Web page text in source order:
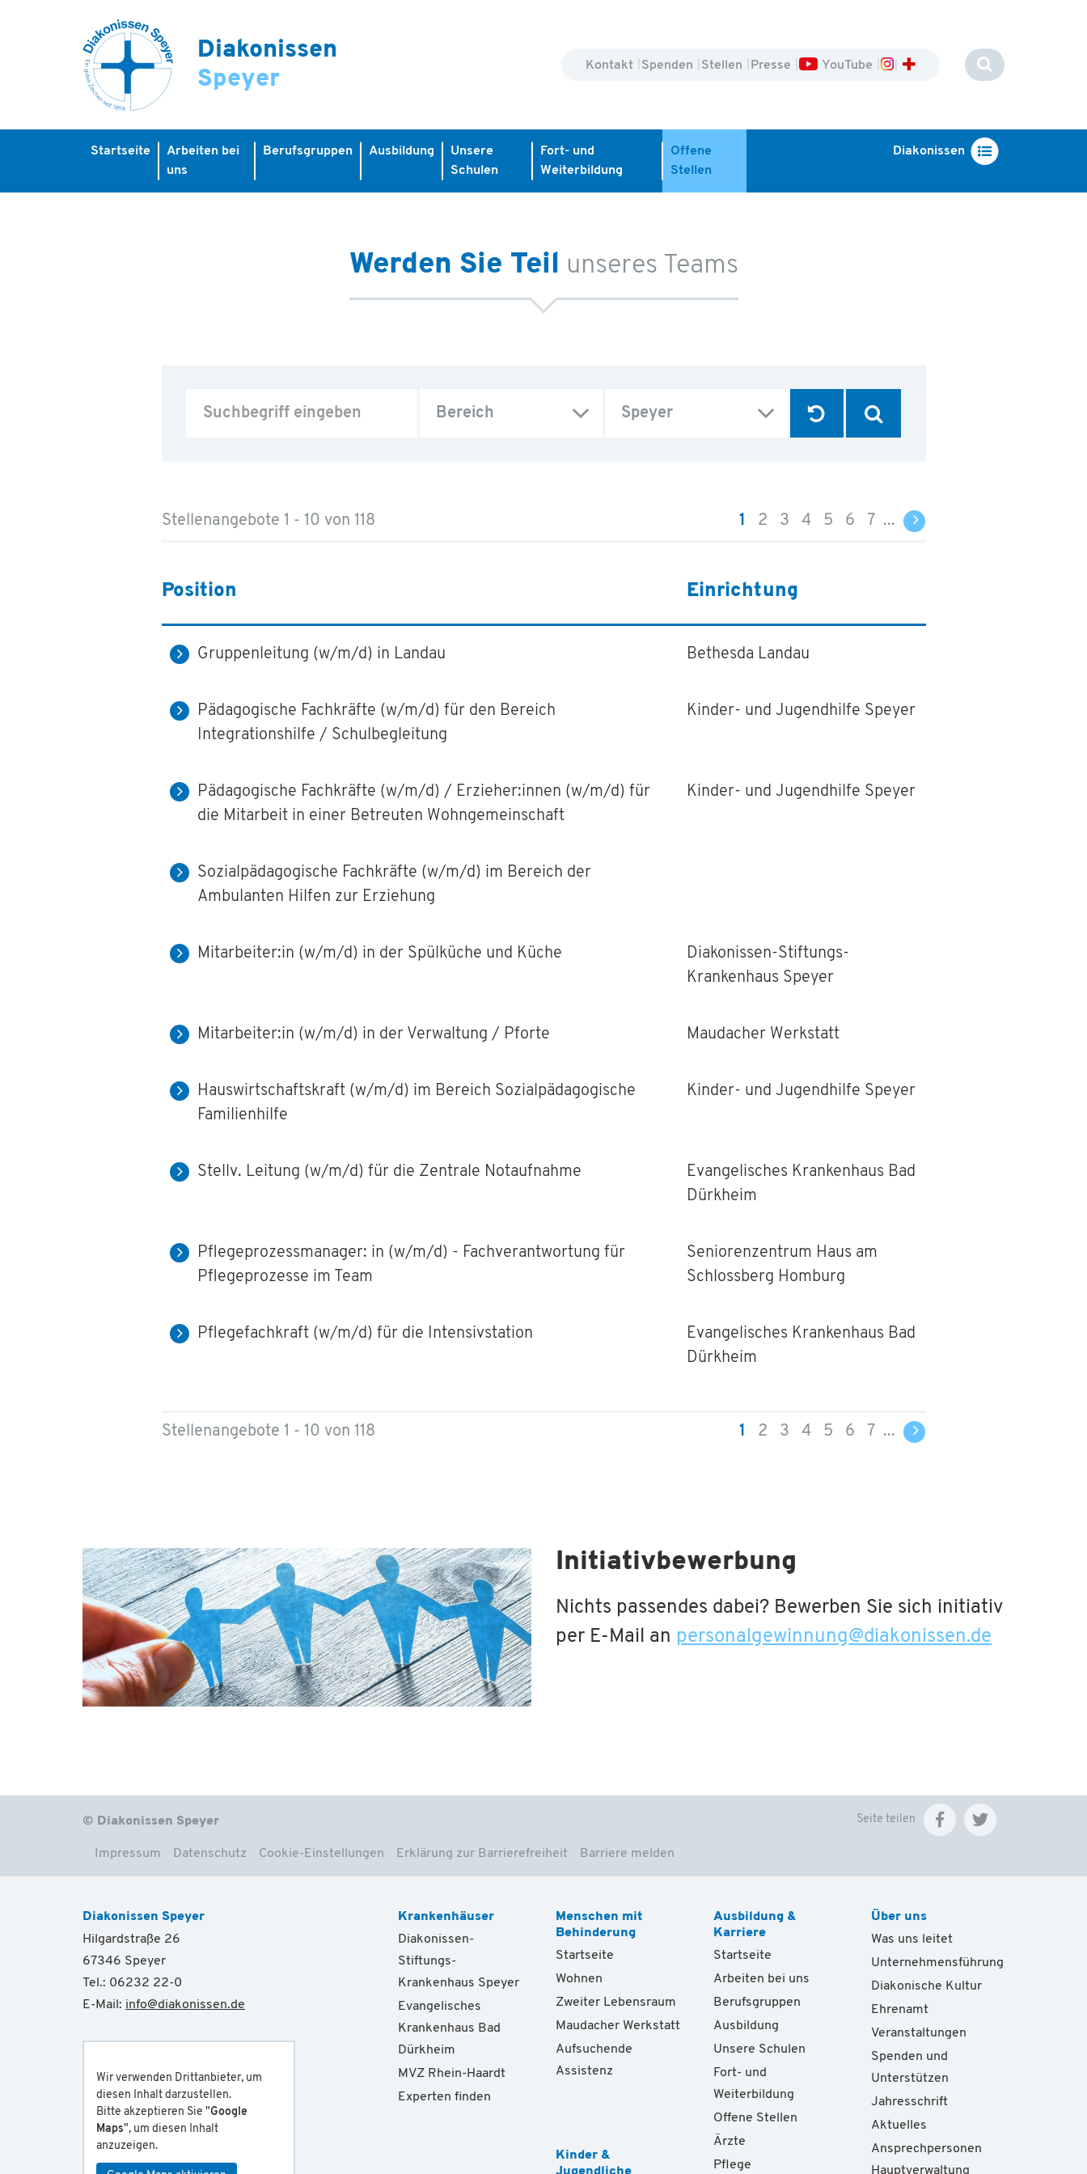
Diakonissen
Speyer
Kontakt Spenden Stellen Presse YouTube
Startseite
Arbeiten bei
uns
Berufsgruppen Ausbildung
Unsere
Schulen
Fort- und
Weiterbildung
Offene
Stellen
Diakonissen
Werden Sie Teil unseres Teams
Bereich Speyer
Stellenangebote 1 - 10 von 118 1 2 3 4 5 6 7 ...
Position Einrichtung
Gruppenleitung (w/m/d) in Landau Bethesda Landau
Pädagogische Fachkräfte (w/m/d) für den Bereich
Integrationshilfe / Schulbegleitung
Kinder- und Jugendhilfe Speyer
Pädagogische Fachkräfte (w/m/d) / Erzieher:innen (w/m/d) für
die Mitarbeit in einer Betreuten Wohngemeinschaft
Kinder- und Jugendhilfe Speyer
Sozialpädagogische Fachkräfte (w/m/d) im Bereich der
Ambulanten Hilfen zur Erziehung
Mitarbeiter:in (w/m/d) in der Spülküche und Küche
Diakonissen-Stiftungs-
Krankenhaus Speyer
Mitarbeiter:in (w/m/d) in der Verwaltung / Pforte Maudacher Werkstatt
Hauswirtschaftskraft (w/m/d) im Bereich Sozialpädagogische
Familienhilfe
Kinder- und Jugendhilfe Speyer
Stellv. Leitung (w/m/d) für die Zentrale Notaufnahme
Evangelisches Krankenhaus Bad
Dürkheim
Pflegeprozessmanager: in (w/m/d) - Fachverantwortung für
Pflegeprozesse im Team
Seniorenzentrum Haus am
Schlossberg Homburg
Pflegefachkraft (w/m/d) für die Intensivstation
Evangelisches Krankenhaus Bad
Dürkheim
Stellenangebote 1 - 10 von 118 1 2 3 4 5 6 7 ...
Initiativbewerbung
Nichts passendes dabei? Bewerben Sie sich initiativ
per E-Mail an personalgewinnung@diakonissen.de
© Diakonissen Speyer
Impressum Datenschutz Cookie-Einstellungen Erklärung zur Barrierefreiheit Barriere melden
Seite teilen
Diakonissen Speyer
Hilgardstraße 26
67346 Speyer
Tel.: 06232 22-0
E-Mail: info@diakonissen.de
Wir verwenden Drittanbieter, um
diesen Inhalt darzustellen.
Bitte akzeptieren Sie "Google
Maps", um diesen Inhalt
anzuzeigen.
Krankenhäuser
Diakonissen-
Stiftungs-
Krankenhaus Speyer
Evangelisches
Krankenhaus Bad
Dürkheim
MVZ Rhein-Haardt
Experten finden
Menschen mit
Behinderung
Startseite
Wohnen
Zweiter Lebensraum
Maudacher Werkstatt
Aufsuchende
Assistenz
Kinder &
Ausbildung &
Karriere
Startseite
Arbeiten bei uns
Berufsgruppen
Ausbildung
Unsere Schulen
Fort- und
Weiterbildung
Offene Stellen
Ärzte
Pflege
Über uns
Was uns leitet
Unternehmensführung
Diakonische Kultur
Ehrenamt
Veranstaltungen
Spenden und
Unterstützen
Jahresschrift
Aktuelles
Ansprechpersonen
Hauptverwaltung